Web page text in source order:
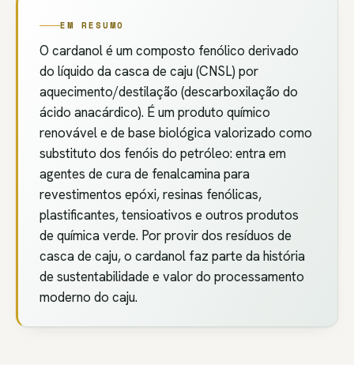
EM RESUMO
O cardanol é um composto fenólico derivado
do líquido da casca de caju (CNSL) por
aquecimento/destilação (descarboxilação do
ácido anacárdico). É um produto químico
renovável e de base biológica valorizado como
substituto dos fenóis do petróleo: entra em
agentes de cura de fenalcamina para
revestimentos epóxi, resinas fenólicas,
plastificantes, tensioativos e outros produtos
de química verde. Por provir dos resíduos de
casca de caju, o cardanol faz parte da história
de sustentabilidade e valor do processamento
moderno do caju.